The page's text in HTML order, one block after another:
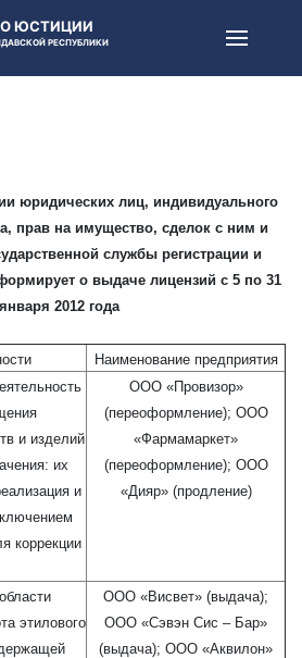
ЮСТИЦИИ
РЕСПУБЛИКИ
юридических лиц, индивидуального
прав на имущество, сделок с ним и
службы регистрации и
о выдаче лицензий с 5 по 31
января 2012 года
Наименование предприятия
и изделий
их
и
коррекции
ООО «Провизор»
(переоформление); ООО
«Фармамаркет»
(переоформление); ООО
«Дияр» (продление)
этилового
ООО «Висвет» (выдача);
ООО «Сэвэн Сис – Бар»
(выдача); ООО «Аквилон»